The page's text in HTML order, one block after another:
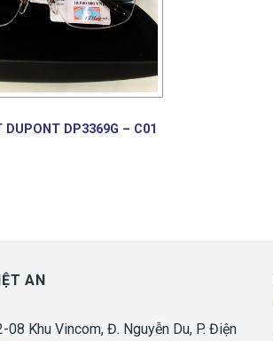
DUPONT DP3369G – C01
AN
08 Khu Vincom, Đ. Nguyễn Du, P. Điện